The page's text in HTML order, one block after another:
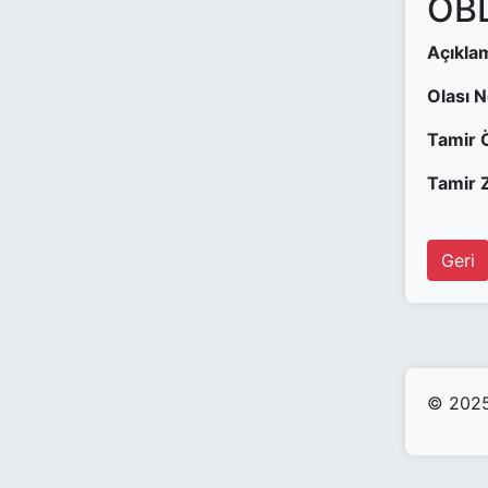
Olası
Tamir
Tamir
Geri
© 2025